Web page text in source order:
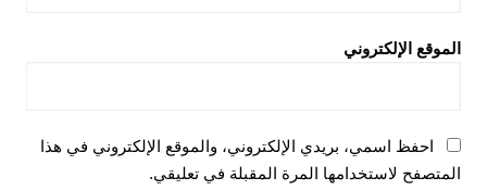
الموقع الإلكتروني
احفظ اسمي، بريدي الإلكتروني، والموقع الإلكتروني في هذا
المتصفح لاستخدامها المرة المقبلة في تعليقي.